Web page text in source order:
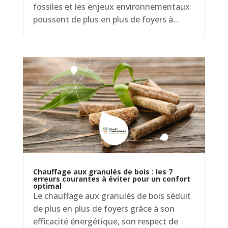
fossiles et les enjeux environnementaux
poussent de plus en plus de foyers à...
Chauffage aux granulés de bois : les 7
erreurs courantes à éviter pour un confort
optimal
Le chauffage aux granulés de bois séduit
de plus en plus de foyers grâce à son
efficacité énergétique, son respect de